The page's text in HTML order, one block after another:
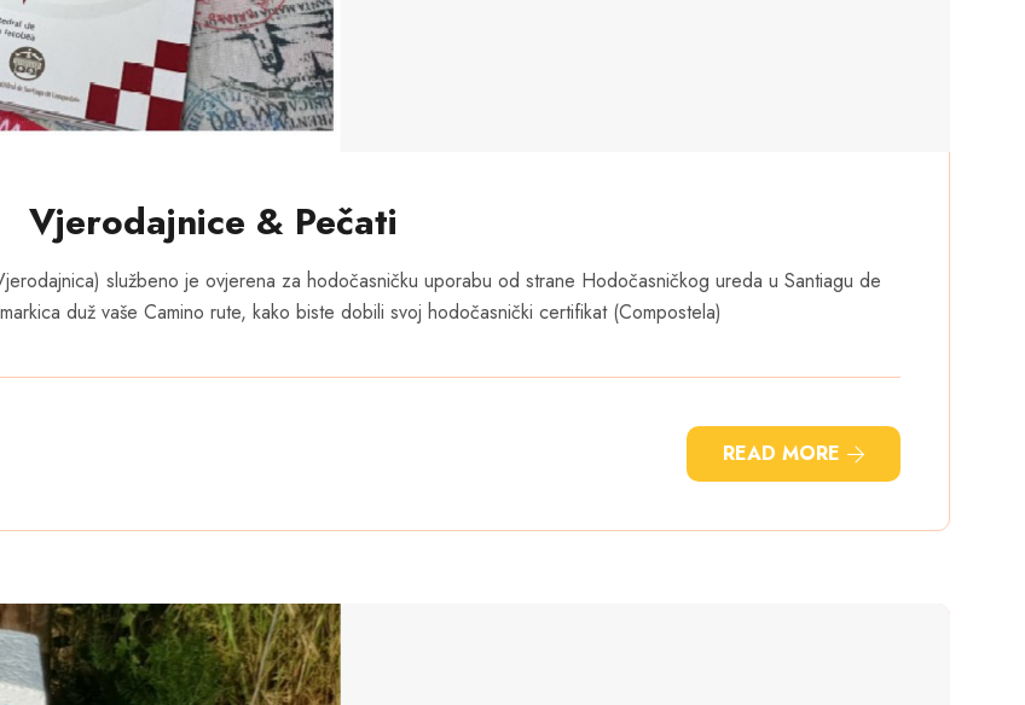
Vjerodajnice & Pečati
službeno je ovjerena za hodočasničku uporabu od strane Hodočasničkog ureda u Santiagu de
duž vaše Camino rute, kako biste dobili svoj hodočasnički certifikat (Compostela)
READ MORE